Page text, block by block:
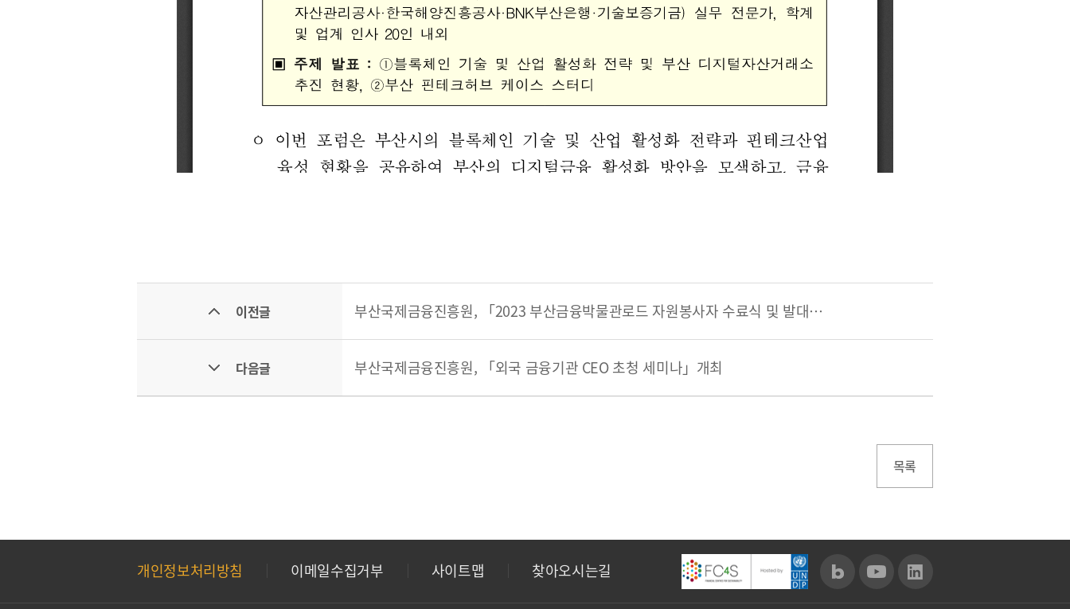
오시는 길
개인정보처리방침
이메일무단수집거부
Family Site
이전글 부산국제금융진흥원, 「2023 부산금융박물관로드 자원봉사자 수료식 및 발대식」 개최
다음글 부산국제금융진흥원, 「외국 금융기관 CEO 초청 세미나」개최
목록
개인정보처리방침 이메일수집거부 사이트맵 찾아오시는길